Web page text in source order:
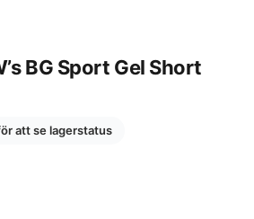
BG Sport Gel Short
att se lagerstatus